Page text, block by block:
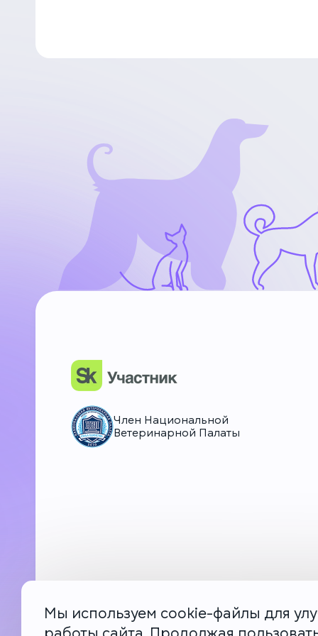
Член Национальной
Ветеринарной Палаты
Мы используем cookie-файлы для